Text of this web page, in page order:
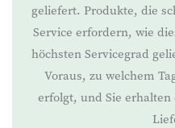
geliefert. Produkte, die
Service erfordern, wie
höchsten Servicegrad
Voraus, zu welchem
erfolgt, und Sie